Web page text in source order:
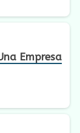
Empresa